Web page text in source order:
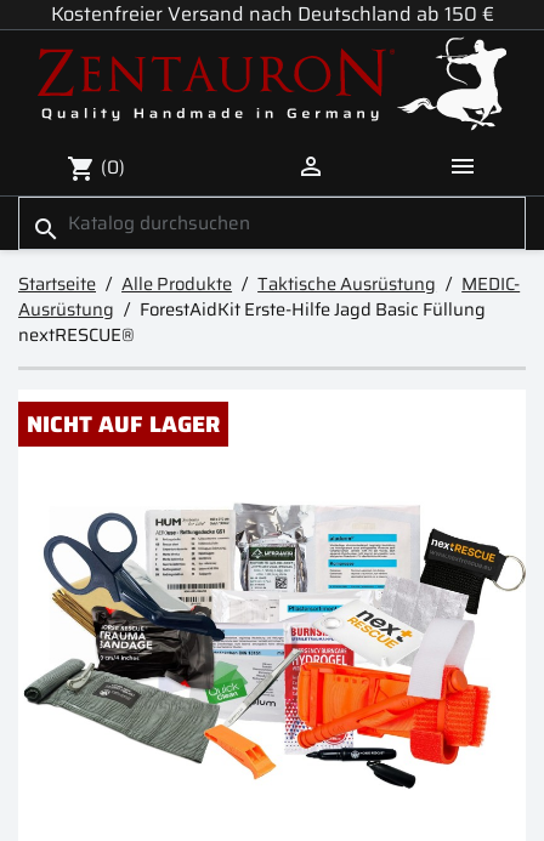
Kostenfreier Versand nach Deutschland ab 150 €
shopping_cart (0)  
search
Startseite Alle Produkte Taktische Ausrüstung
MEDIC-
Ausrüstung
ForestAidKit Erste-Hilfe Jagd Basic Füllung
nextRESCUE®
NICHT AUF LAGER